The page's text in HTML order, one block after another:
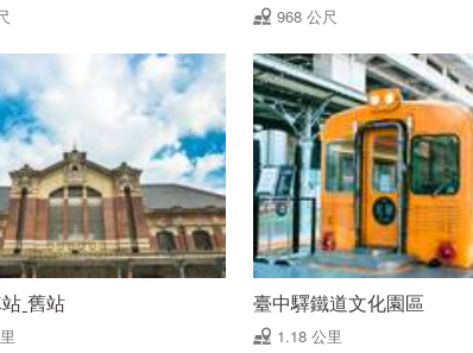
968 公尺
ˍ舊站 臺中驛鐵道文化園區
1.18 公里